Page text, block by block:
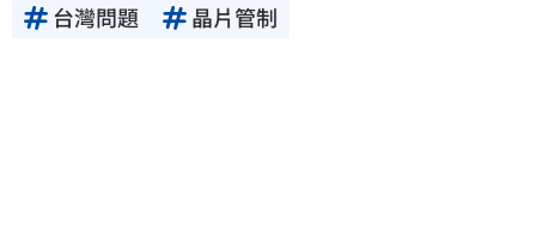
台灣問題
晶片管制